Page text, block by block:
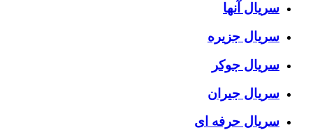
سریال آنها
سریال جزیره
سریال جوکر
سریال جیران
سریال حرفه ای